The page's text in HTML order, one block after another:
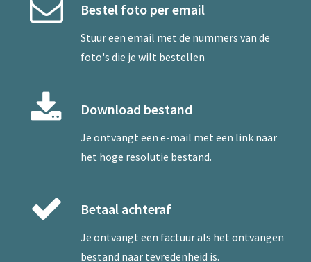
Bestel foto per email
Stuur een email met de nummers van de
foto's die je wilt bestellen
Download bestand
Je ontvangt een e-mail met een link naar
het hoge resolutie bestand.
Betaal achteraf
Je ontvangt een factuur als het ontvangen
bestand naar tevredenheid is.